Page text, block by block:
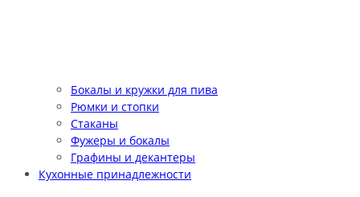
Бокалы и кружки для пива
Рюмки и стопки
Стаканы
Фужеры и бокалы
Графины и декантеры
Кухонные принадлежности